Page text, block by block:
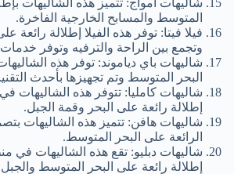
شاليهات أمواج: تتميز هذه الشاليهات
المتوسط والمسابح الخارجية الفاخرة.
فيلا فيتا: توفر هذه الفيلا إطلالة رائعة
وتجمع بين الراحة والترفيه وتوفر
شاليهات باي دياموند: توفر هذه
البحر المتوسط وتم تجهيزها بأحدث
شاليهات كامليا: تتوفر هذه الشاليهات
إطلالة رائعة على البحر وقمة الجبل.
شاليهات هافن: تتميز هذه الشاليهات
الرائعة على البحر المتوسط.
شاليهات دبليو: تقع هذه الشاليهات في
إطلالة رائعة على البحر المتوسط